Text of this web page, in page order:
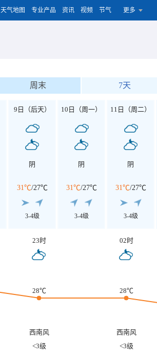
天气地图 专业产品 资讯 视频 节气 更多
周末 7天
9日（后天）
阴
31℃/27℃
3-4级
10日（周一）
阴
31℃/27℃
3-4级
11日（周二）
阴
31℃/27℃
3-4级
23时 02时
28℃
28℃
西南风 西南风
<3级 <3级